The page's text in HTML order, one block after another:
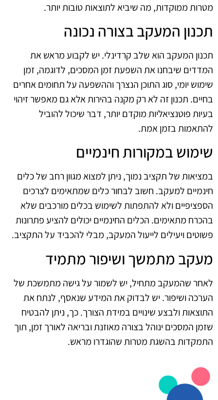
מטרות ממוקדות, מה שיביא לתוצאות טובות יותר.
תכנון המעקב בצורה נכונה
תכנון המעקב הוא שלב קרדינלי. יש לקבוע מראש את
המדדים שיבחנו את השפעת זמן המסכים, לדוגמה, זמן
שימוש יומי, סוג התוכן הנצרך וההשפעה על תחומים אחרים
בחיים. תכנון זה לא רק מקנה בהירות אלא גם מאפשר זיהוי
בעיות פוטנציאליות מוקדם יותר, דבר שיכול להוביל
להתאמות בזמן אמת.
שימוש במקורות חינמיים
במציאות של תקציב נמוך, ניתן למצוא מגוון רחב של כלים
חינמיים למעקב. חשוב לבחור כלים שמתאימים לצרכים
הספציפיים ולא להתפתות לשימוש בכלים מורכבים שלא
בהכרח מתאימים. הכלים החינמיים יכולים להציע פתרונות
פשוטים ויעילים לייעול המעקב, מבלי להכביד על התקציב.
מעקב מתמשך ושיפור מתמיד
לאחר שהמעקב מתחיל, יש לשמור על גישה מתמשכת של
הערכה ושיפור. יש לבדוק את המידע שנאסף, לנתח את
התוצאות ולבצע שינויים במידת הצורך. כך, ניתן להבטיח
שזמן המסכים ינוהל בצורה מאוזנת ובריאה לאורך זמן, תוך
התמקדות בהשגת מטרות שהוגדרו מראש.